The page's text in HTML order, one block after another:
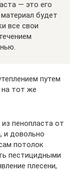
— это его
будет
все свои
путем
на тот же
пенопласта от
и довольно
потолок
пестицидными
плесени,